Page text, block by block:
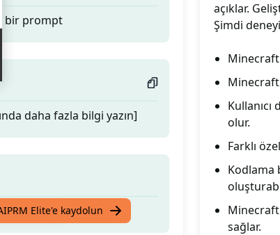
bir prompt
daha fazla bilgi yazın]
bir prompt
Elite'e kaydolun
açıklar.
Şimdi
Minecraft
Minecraft
olur.
Farklı
Kodlama
sağlar.